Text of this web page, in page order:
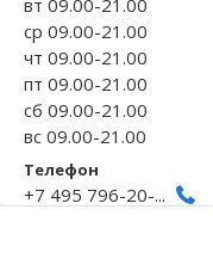
Волгоградская
Кировоградская
Восточно-
вт 09.00-21.00
ср 09.00-21.00
чт 09.00-21.00
пт 09.00-21.00
сб 09.00-21.00
вс 09.00-21.00
Телефон
+7 495 796-20-...